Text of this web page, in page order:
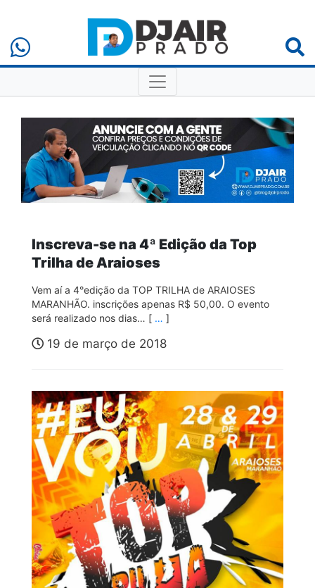
Inscreva-se na 4ª Edição da Top
Trilha de Araioses
Vem aí a 4°edição da TOP TRILHA de ARAIOSES
MARANHÃO. inscrições apenas R$ 50,00. O evento
será realizado nos dias… [ … ]
19 de março de 2018